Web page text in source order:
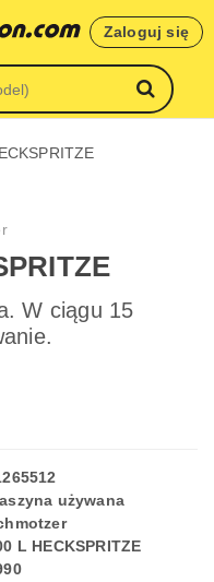
Zaloguj się
W ciągu 15
używana
L HECKSPRITZE